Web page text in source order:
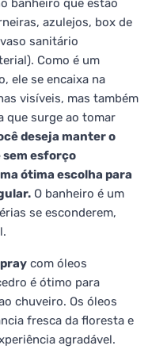
azulejos, box de
sanitário
Como é um
ele se encaixa na
visíveis, mas também
que surge ao tomar
deseja manter o
esforço
ótima escolha para
O banheiro é um
se esconderem,
com óleos
é ótimo para
chuveiro. Os óleos
fresca da floresta e
agradável.